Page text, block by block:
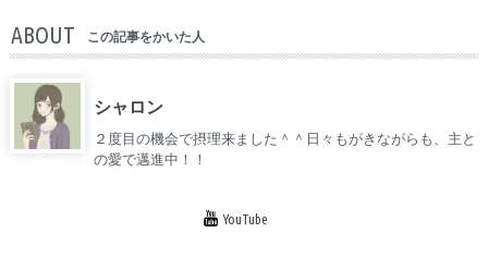
ABOUT この記事をかいた人
シャロン
２度目の機会で摂理来ました＾＾日々もがきながらも、主と
の愛で邁進中！！
YouTube